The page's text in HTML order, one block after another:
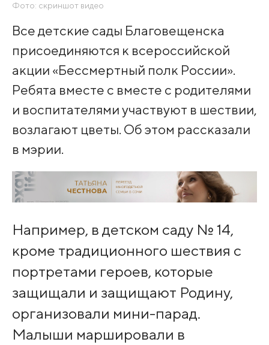
Фото: скриншот видео
Все детские сады Благовещенска
присоединяются к всероссийской
акции «Бессмертный полк России».
Ребята вместе с вместе с родителями
и воспитателями участвуют в шествии,
возлагают цветы. Об этом рассказали
в мэрии.
Например, в детском саду № 14,
кроме традиционного шествия с
портретами героев, которые
защищали и защищают Родину,
организовали мини-парад.
Малыши маршировали в